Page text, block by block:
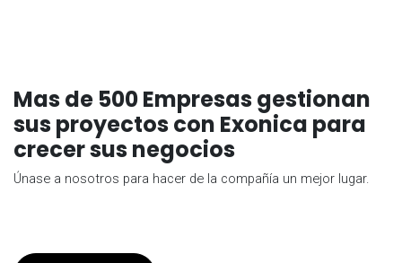
Mas de 500 Empresas gestionan
sus proyectos con Exonica para
crecer sus negocios
Únase a nosotros para hacer de la compañía un mejor lugar.